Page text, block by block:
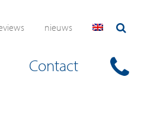
nieuws
Contact